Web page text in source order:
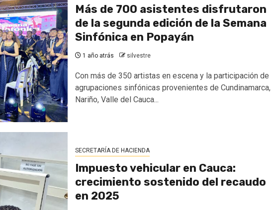
Más de 700 asistentes disfrutaron
de la segunda edición de la Semana
Sinfónica en Popayán
1 año atrás silvestre
Con más de 350 artistas en escena y la participación de
agrupaciones sinfónicas provenientes de Cundinamarca,
Nariño, Valle del Cauca...
SECRETARÍA DE HACIENDA
Impuesto vehicular en Cauca:
crecimiento sostenido del recaudo
en 2025